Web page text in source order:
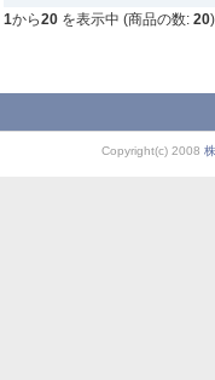
1から20 を表示中 (商品の数: 20)
Copyright(c) 2008